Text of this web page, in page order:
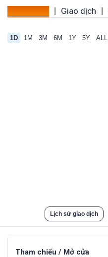
Giao dịch
1D 1M 3M 6M 1Y 5Y ALL
Lịch sử giao dịch
Tham chiếu / Mở cửa